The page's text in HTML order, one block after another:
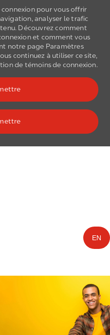
pour vous offrir
analyser le trafic
Découvrez comment
et comment vous
notre page Paramètres
continuez à utiliser ce site,
de témoins de connexion.
(0)
EN